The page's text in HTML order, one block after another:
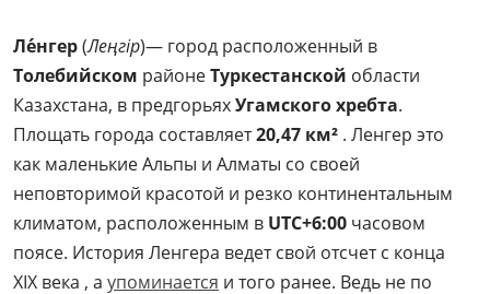
Ле́нгер(Леңгір)— город расположенный в
Толебийском районеТуркестанской области
Казахстана, в предгорьяхУгамского хребта.
Площать города составляет20,47 км² . Ленгер это
как маленькие Альпы и Алматы со своей
неповторимой красотой и резко континентальным
климатом, расположенным в UTC+6:00 часовом
поясе. История Ленгера ведет свой отсчет с конца
XIX века , а упоминается и того ранее. Ведь не по